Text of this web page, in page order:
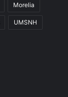
Morelia
UMSNH